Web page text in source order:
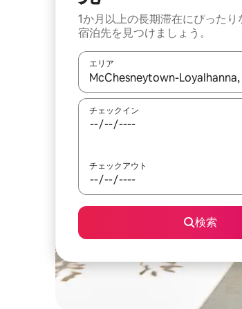
1か月以上の長期滞在にぴったり
宿泊先を見つけましょう。
エリア
検索結果が表示されたら、上下の
チェックイン
チェックアウト
検索